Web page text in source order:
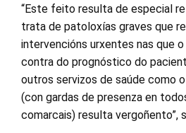
“Este feito resulta de especial
trata de patoloxías graves que
intervencións urxentes nas que
contra do prognóstico do
outros servizos de saúde como
(con gardas de presenza en
comarcais) resulta vergoñento”,